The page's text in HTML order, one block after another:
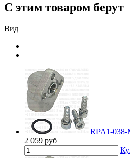
С этим товаром берут
Вид
RPA1-038-
2 059 руб